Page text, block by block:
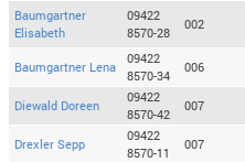
Baumgartner
Elisabeth
09422
8570-28
002
Baumgartner Lena
09422
8570-34
006
Diewald Doreen
09422
8570-42
007
Drexler Sepp
09422
8570-11
007